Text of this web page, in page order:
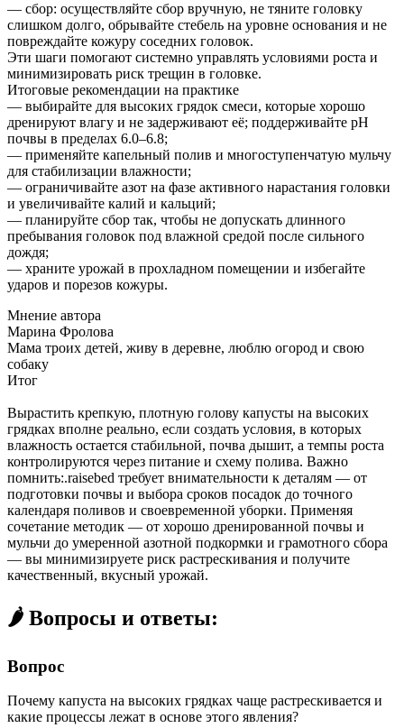
— сбор: осуществляйте сбор вручную, не тяните головку
слишком долго, обрывайте стебель на уровне основания и не
повреждайте кожуру соседних головок.
Эти шаги помогают системно управлять условиями роста и
минимизировать риск трещин в головке.
Итоговые рекомендации на практике
— выбирайте для высоких грядок смеси, которые хорошо
дренируют влагу и не задерживают её; поддерживайте pH
почвы в пределах 6.0–6.8;
— применяйте капельный полив и многоступенчатую мульчу
для стабилизации влажности;
— ограничивайте азот на фазе активного нарастания головки
и увеличивайте калий и кальций;
— планируйте сбор так, чтобы не допускать длинного
пребывания головок под влажной средой после сильного
дождя;
— храните урожай в прохладном помещении и избегайте
ударов и порезов кожуры.
Мнение автора
Марина Фролова
Мама троих детей, живу в деревне, люблю огород и свою
собаку
Итог
Вырастить крепкую, плотную голову капусты на высоких
грядках вполне реально, если создать условия, в которых
влажность остается стабильной, почва дышит, а темпы роста
контролируются через питание и схему полива. Важно
помнить:.raisebed требует внимательности к деталям — от
подготовки почвы и выбора сроков посадок до точного
календаря поливов и своевременной уборки. Применяя
сочетание методик — от хорошо дренированной почвы и
мульчи до умеренной азотной подкормки и грамотного сбора
— вы минимизируете риск растрескивания и получите
качественный, вкусный урожай.
🌶️ Вопросы и ответы:
Вопрос
Почему капуста на высоких грядках чаще растрескивается и
какие процессы лежат в основе этого явления?